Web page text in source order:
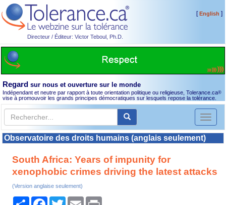
Directeur / Éditeur: Victor Teboul, Ph.D.
[English ]
Regard sur nous et ouverture sur le monde
Indépendant et neutre par rapport à toute orientation politique ou religieuse, Tolerance.ca®
vise à promouvoir les grands principes démocratiques sur lesquels repose la tolérance.
Toggle
Observatoire des droits humains (anglais seulement)
South Africa: Years of impunity for
xenophobic crimes driving the latest attacks
(Version anglaise seulement)
PartagerFacebook
TwitterEmail